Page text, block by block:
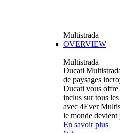
Multistrada
OVERVIEW
Multistrada
Ducati
de paysages
Ducati vous offre
inclus sur tous
avec 4Ever
le monde devient
En savoir plus